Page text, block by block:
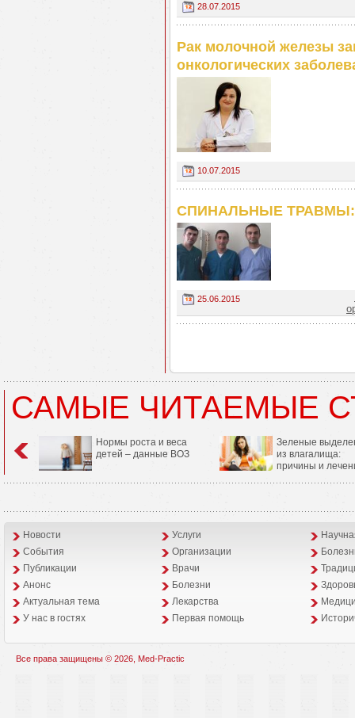
28.07.2015
Рак молочной железы
онкологических
10.07.2015
СПИНАЛЬНЫЕ ТРАВМЫ:
25.06.2015
САМЫЕ ЧИТАЕМЫЕ
Нормы роста и веса
детей – данные ВОЗ
Зеленые
из влагалища:
причины и
Новости Услуги
События
Организации
Публикации
Врачи
Анонс
Болезни
Aктуальная тема
Лекарства
У нас в гостях
Первая помощь
Все права защищены © 2026, Med-Practic